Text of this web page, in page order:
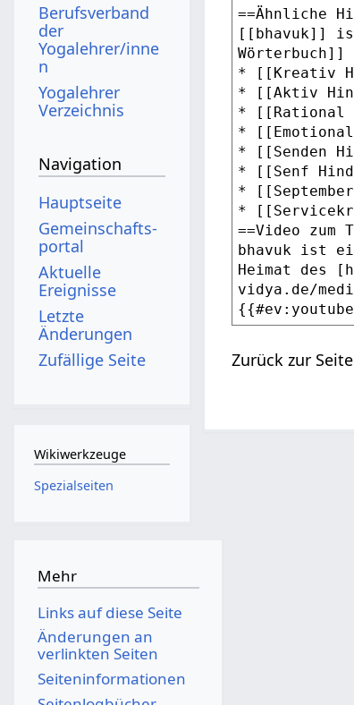
Zurück zur Seite
Berufsverband
der
Yogalehrer/inne
n
Yogalehrer
Verzeichnis
Navigation
Hauptseite
Gemeinschafts­
portal
Aktuelle
Ereignisse
Letzte
Änderungen
Zufällige Seite
Wikiwerkzeuge
Spezialseiten
Mehr
Links auf diese Seite
Änderungen an
verlinkten Seiten
Seiten­­informationen